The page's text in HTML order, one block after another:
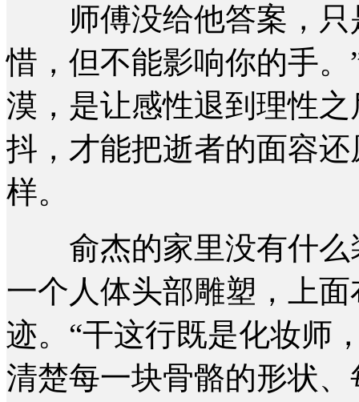
师傅没给他答案，只
惜，但不能影响你的手
漠，是让感性退到理性
抖，才能把逝者的面容
样。
俞杰的家里没有什么
一个人体头部雕塑，上
迹。“干这行既是化妆师
清楚每一块骨骼的形状